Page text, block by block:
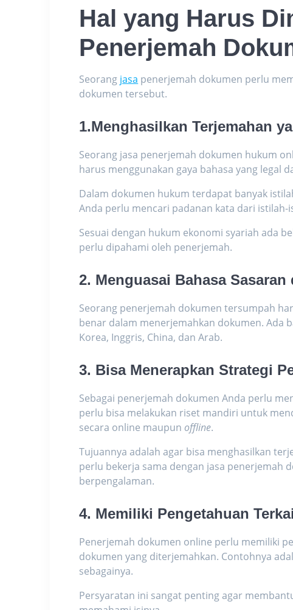
Hal yang Harus
Penerjemah
Seorang jasa penerjemah dokumen perlu
dokumen tersebut.
1.Menghasilkan Terjemahan
Seorang jasa penerjemah dokumen hukum
harus menggunakan gaya bahasa yang legal
Dalam dokumen hukum terdapat banyak
Anda perlu mencari padanan kata dari
Sesuai dengan hukum ekonomi syariah ada
perlu dipahami oleh penerjemah.
2. Menguasai Bahasa
Seorang penerjemah dokumen tersumpah
benar dalam menerjemahkan dokumen.Ada
Korea, Inggris, China, dan Arab.
3. Bisa Menerapkan Strategi
Sebagai penerjemah dokumen Anda perlu
perlu bisa melakukan riset mandiri untuk
secara online maupun offline.
Tujuannya adalah agar bisa menghasilkan
perlu bekerja sama dengan jasa penerjemah
berpengalaman.
4. Memiliki Pengetahuan
Penerjemah dokumen online perlu memiliki
dokumen yang diterjemahkan. Contohnya
sebagainya.
Persyaratan ini sangat penting agar